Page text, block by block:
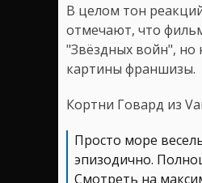
В целом тон
отмечают, что
"Звёздных войн",
картины франшизы.
Кортни Говард из
Просто море
эпизодично.
Смотреть на